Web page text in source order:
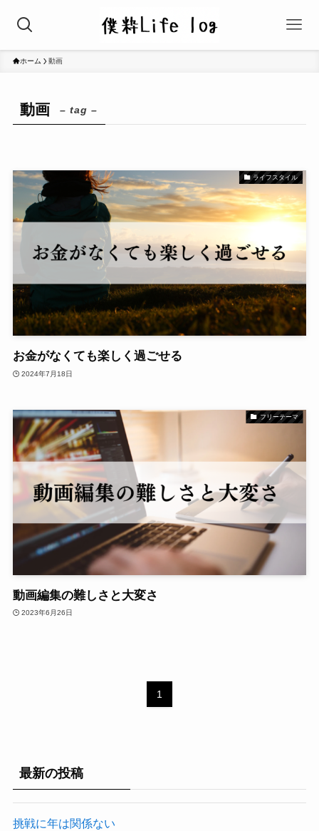
ホーム 動画
動画 – tag –
ライフスタイル
お金がなくても楽しく過ごせる
2024年7月18日
フリーテーマ
動画編集の難しさと大変さ
2023年6月26日
1
最新の投稿
挑戦に年は関係ない